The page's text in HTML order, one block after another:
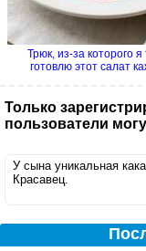
Трюк, из-за которого я
готовлю этот салат
Только
пользователи
У сына уникальная
Красавец.